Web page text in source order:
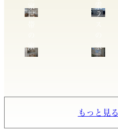
世
家
ラ
家
もっと見る